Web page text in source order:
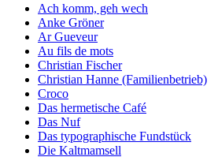
Ach komm, geh wech
Anke Gröner
Ar Gueveur
Au fils de mots
Christian Fischer
Christian Hanne (Familienbetrieb)
Croco
Das hermetische Café
Das Nuf
Das typographische Fundstück
Die Kaltmamsell